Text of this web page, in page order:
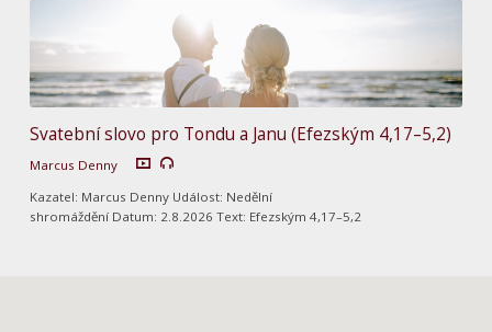
Svatební slovo pro Tondu a Janu (Efezským 4,17–5,2)
Marcus Denny
Kazatel: Marcus Denny Událost: Nedělní
shromáždění Datum: 2.8.2026 Text: Efezským 4,17–5,2